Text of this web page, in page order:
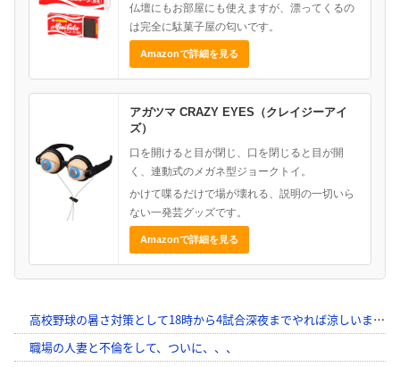
仏壇にもお部屋にも使えますが、漂ってくるの
は完全に駄菓子屋の匂いです。
Amazonで詳細を見る
アガツマ CRAZY EYES（クレイジーアイ
ズ）
口を開けると目が閉じ、口を閉じると目が開
く、連動式のメガネ型ジョークトイ。
かけて喋るだけで場が壊れる、説明の一切いら
ない一発芸グッズです。
Amazonで詳細を見る